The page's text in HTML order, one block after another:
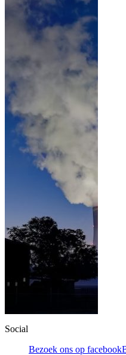
Social
Bezoek ons op facebook